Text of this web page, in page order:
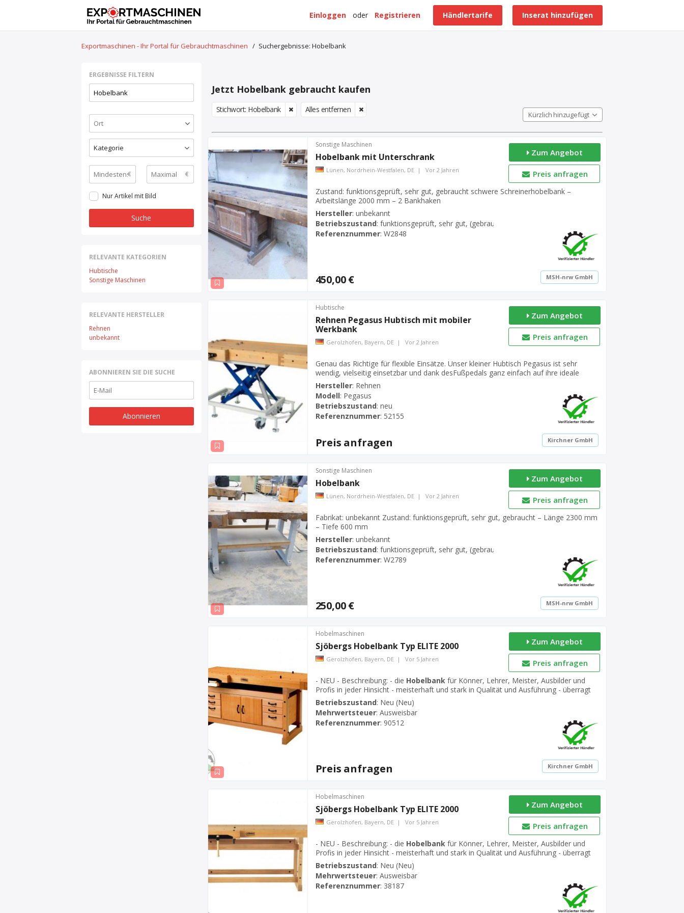
Inserat hinzufügen
Händlertarife
Registrieren
oder
Einloggen
Exportmaschinen - Ihr Portal für Gebrauchtmaschinen / Suchergebnisse: Hobelbank
ERGEBNISSE FILTERN
Kategorie
€ €
Nur Artikel mit Bild
Suche
RELEVANTE KATEGORIEN
Hubtische
Sonstige Maschinen
RELEVANTE HERSTELLER
Rehnen
unbekannt
ABONNIEREN SIE DIE SUCHE
Abonnieren
Jetzt Hobelbank gebraucht kaufen
Stichwort: Hobelbank Alles entfernen
Kürzlich hinzugefügt
Hobelbankmit Unterschrank Zum Angebot
Preis anfragen
Lünen, Nordrhein-Westfalen, DE | Vor 2 Jahren
Zustand: funktionsgeprüft, sehr gut, gebraucht schwere Schreinerhobelbank –
Arbeitslänge 2000 mm – 2 Bankhaken
Hersteller: unbekannt
Betriebszustand: funktionsgeprüft, sehr gut, (gebraucht)
Referenznummer: W2848
450,00 €
Sonstige Maschinen
MSH-nrw GmbH
Rehnen Pegasus Hubtisch mit mobiler
Werkbank
Zum Angebot
Preis anfragen
Gerolzhofen, Bayern, DE | Vor 2 Jahren
Genau das Richtige für flexible Einsätze. Unser kleiner Hubtisch Pegasus ist sehr
wendig, vielseitig einsetzbar und dank desFußpedals ganz einfach auf ihre ideale
Arbeitshöhe anpassbar.Die stabile Blechplatte ermöglicht ihnen einfach ablegen auch
vonbis zu 300kg schweren Werkstücken. Sollten sie eine andere Platte benö...
Hersteller: Rehnen
Modell: Pegasus
Betriebszustand: neu
Referenznummer: 52155
Preis anfragen
Hubtische
Kirchner GmbH
Hobelbank Zum Angebot
Preis anfragen
Lünen, Nordrhein-Westfalen, DE | Vor 2 Jahren
Fabrikat: unbekannt Zustand: funktionsgeprüft, sehr gut, gebraucht – Länge 2300 mm
– Tiefe 600 mm
Hersteller: unbekannt
Betriebszustand: funktionsgeprüft, sehr gut, (gebraucht)
Referenznummer: W2789
250,00 €
Sonstige Maschinen
MSH-nrw GmbH
Sjöbergs HobelbankTyp ELITE 2000 Zum Angebot
Preis anfragen
Gerolzhofen, Bayern, DE | Vor 5 Jahren
- NEU - Beschreibung: - die Hobelbankfür Könner, Lehrer, Meister, Ausbilder und
Profis in jeder Hinsicht - meisterhaft und stark in Qualität und Ausführung - überragt
nicht nur dank ihrer mustergültigen Verarbeitung sondern auch mit ihrem strammen
Gewicht aller vergleichbaren Modelle - Konstruktion massiv in Buche Lie...
Betriebszustand: Neu (Neu)
Mehrwertsteuer: Ausweisbar
Referenznummer: 90512
Preis anfragen
Hobelmaschinen
Kirchner GmbH
Sjöbergs HobelbankTyp ELITE 2000 Zum Angebot
Preis anfragen
Gerolzhofen, Bayern, DE | Vor 5 Jahren
- NEU - Beschreibung: - die Hobelbankfür Könner, Lehrer, Meister, Ausbilder und
Profis in jeder Hinsicht - meisterhaft und stark in Qualität und Ausführung - überragt
nicht nur dank ihrer mustergültigen Verarbeitung sondern auch mit ihrem strammen
Gewicht aller vergleichbaren Modelle - Konstruktion massiv in Buche Lie...
Betriebszustand: Neu (Neu)
Mehrwertsteuer: Ausweisbar
Referenznummer: 38187
Hobelmaschinen